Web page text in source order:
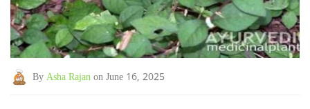
By Asha Rajan on June 16, 2025